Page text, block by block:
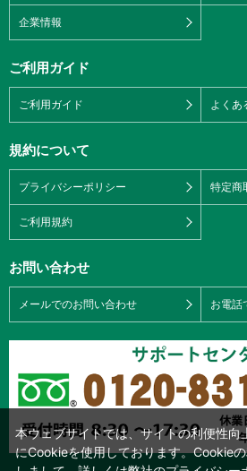
企業情報
ご利用ガイド
ご利用ガイド よくあ
規約について
プライバシーポリシー 特定商
ご利用規約
お問い合わせ
メールでのお問い合わせ お電話
本ウェブサイトでは、サイトの利便性向
にCookieを使用しております。Cookie